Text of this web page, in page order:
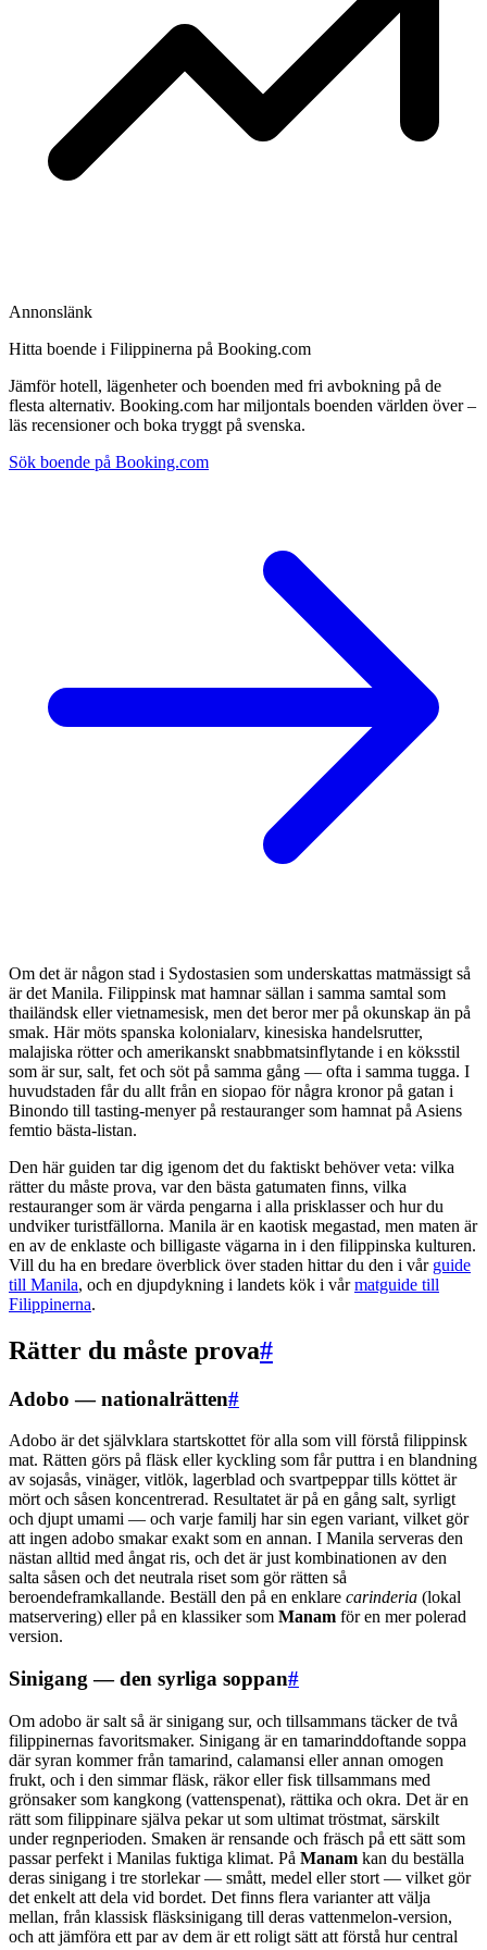
Annonslänk
Hitta boende i Filippinerna på Booking.com
Jämför hotell, lägenheter och boenden med fri avbokning på de
flesta alternativ. Booking.com har miljontals boenden världen över –
läs recensioner och boka tryggt på svenska.
Sök boende på Booking.com
Om det är någon stad i Sydostasien som underskattas matmässigt så
är det Manila. Filippinsk mat hamnar sällan i samma samtal som
thailändsk eller vietnamesisk, men det beror mer på okunskap än på
smak. Här möts spanska kolonialarv, kinesiska handelsrutter,
malajiska rötter och amerikanskt snabbmatsinflytande i en köksstil
som är sur, salt, fet och söt på samma gång — ofta i samma tugga. I
huvudstaden får du allt från en siopao för några kronor på gatan i
Binondo till tasting-menyer på restauranger som hamnat på Asiens
femtio bästa-listan.
Den här guiden tar dig igenom det du faktiskt behöver veta: vilka
rätter du måste prova, var den bästa gatumaten finns, vilka
restauranger som är värda pengarna i alla prisklasser och hur du
undviker turistfällorna. Manila är en kaotisk megastad, men maten är
en av de enklaste och billigaste vägarna in i den filippinska kulturen.
Vill du ha en bredare överblick över staden hittar du den i vår guide
till Manila, och en djupdykning i landets kök i vårmatguide till
Filippinerna.
Rätter du måste prova#
Adobo — nationalrätten#
Adobo är det självklara startskottet för alla som vill förstå filippinsk
mat. Rätten görs på fläsk eller kyckling som får puttra i en blandning
av sojasås, vinäger, vitlök, lagerblad och svartpeppar tills köttet är
mört och såsen koncentrerad. Resultatet är på en gång salt, syrligt
och djupt umami — och varje familj har sin egen variant, vilket gör
att ingen adobo smakar exakt som en annan. I Manila serveras den
nästan alltid med ångat ris, och det är just kombinationen av den
salta såsen och det neutrala riset som gör rätten så
beroendeframkallande. Beställ den på en enklare carinderia (lokal
matservering) eller på en klassiker som Manam för en mer polerad
version.
Sinigang — den syrliga soppan#
Om adobo är salt så är sinigang sur, och tillsammans täcker de två
filippinernas favoritsmaker. Sinigang är en tamarinddoftande soppa
där syran kommer från tamarind, calamansi eller annan omogen
frukt, och i den simmar fläsk, räkor eller fisk tillsammans med
grönsaker som kangkong (vattenspenat), rättika och okra. Det är en
rätt som filippinare själva pekar ut som ultimat tröstmat, särskilt
under regnperioden. Smaken är rensande och fräsch på ett sätt som
passar perfekt i Manilas fuktiga klimat. På Manam kan du beställa
deras sinigang i tre storlekar — smått, medel eller stort — vilket gör
det enkelt att dela vid bordet. Det finns flera varianter att välja
mellan, från klassisk fläsksinigang till deras vattenmelon-version,
och att jämföra ett par av dem är ett roligt sätt att förstå hur central